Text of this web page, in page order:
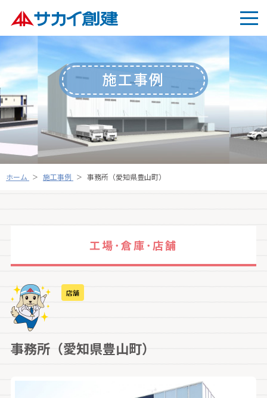
施工事例
ホーム 施工事例 事務所（愛知県豊山町）
工場･倉庫･店舗
店舗
事務所（愛知県豊山町）